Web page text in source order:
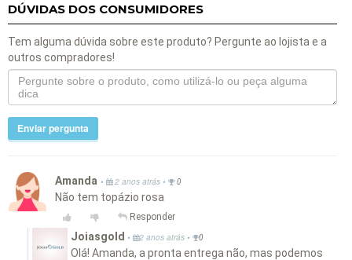
DÚVIDAS DOS CONSUMIDORES
Tem alguma dúvida sobre este produto? Pergunte ao lojista e a
outros compradores!
Enviar pergunta
Amanda • 2 anos atrás • 0
Não tem topázio rosa
Responder
Joiasgold • 2 anos atrás • 0
Olá! Amanda, a pronta entrega não, mas podemos